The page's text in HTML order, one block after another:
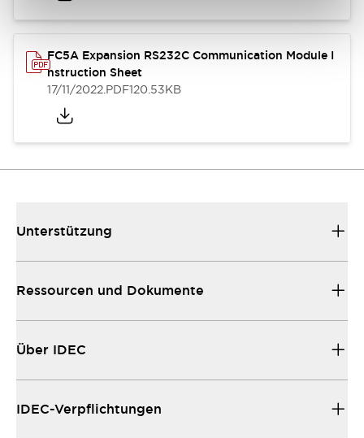
FC5A Expansion RS232C Communication Module I
nstruction Sheet
17/11/2022.PDF120.53KB
Unterstützung
Ressourcen und Dokumente
Über IDEC
IDEC-Verpflichtungen